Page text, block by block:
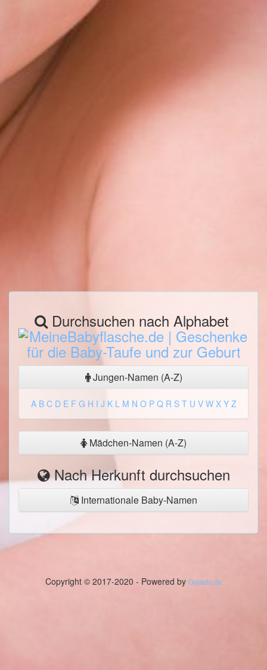
Durchsuchen nach Alphabet
Jungen-Namen (A-Z)
A B C D E F G H I J K L M N O P Q R S T U V W X Y Z
Mädchen-Namen (A-Z)
Nach Herkunft durchsuchen
Internationale Baby-Namen
Copyright © 2017-2020 - Powered by Gojado.de